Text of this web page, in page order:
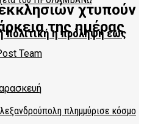
πολιτική η πρόληψη έως
χτυπούν
της ημέρας
Team